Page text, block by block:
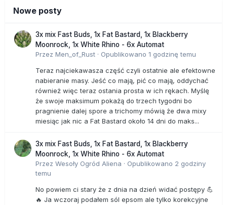
Nowe posty
3x mix Fast Buds, 1x Fat Bastard, 1x Blackberry
Moonrock, 1x White Rhino - 6x Automat
Przez Men_of_Rust · Opublikowano 1 godzinę temu
Teraz najciekawasza część czyli ostatnie ale efektowne
nabieranie masy. Jeść co mają, pić co mają, oddychać
również więc teraz ostania prosta w ich rękach. Myślę
że swoje maksimum pokażą do trzech tygodni bo
pragnienie dalej spore a trichomy mówią że dwa mixy
miesiąc jak nic a Fat Bastard około 14 dni do maks...
3x mix Fast Buds, 1x Fat Bastard, 1x Blackberry
Moonrock, 1x White Rhino - 6x Automat
Przez Wesoły Ogród Aliena · Opublikowano 2 godziny
temu
No powiem ci stary że z dnia na dzień widać postępy 💪
🔥 Ja wczoraj podałem sól epsom ale tylko korekcyjne